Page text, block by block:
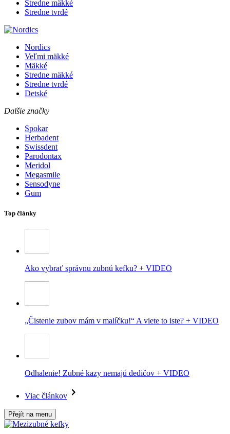
Stredne mäkké
Stredne tvrdé
Nordics
Veľmi mäkké
Mäkké
Stredne mäkké
Stredne tvrdé
Detské
Dalšie značky
Spokar
Herbadent
Swissdent
Parodontax
Meridol
Megasmile
Sensodyne
Gum
Top články
Ako vybrať správnu zubnú kefku? + VIDEO
„Čistenie zubov mám v malíčku!“ A viete to iste? + VIDEO
Odhalenie! Zubné kazy nemajú dedičov + VIDEO
Viac článkov
Přejít na menu